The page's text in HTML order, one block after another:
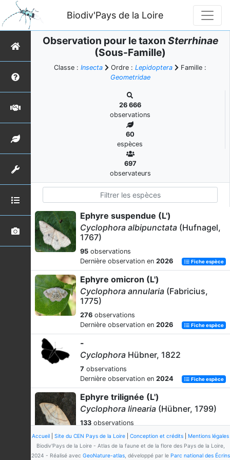
Biodiv'Pays de la Loire
Observation pour le taxon Sterrhinae
(Sous-Famille)
Classe : Insecta Ordre : Lepidoptera
Famille :
Geometridae
26 666
observations
60
espèces
697
observateurs
Ephyre suspendue (L')
Cyclophora albipunctata (Hufnagel,
1767)
95 observations
Dernière observation en 2026 Fiche espèce
Ephyre omicron (L')
Cyclophora annularia (Fabricius,
1775)
276 observations
Dernière observation en 2026 Fiche espèce
-
Cyclophora Hübner, 1822
7 observations
Dernière observation en 2024 Fiche espèce
Ephyre trilignée (L')
Cyclophora linearia (Hübner, 1799)
133 observations
Dernière observation en
2025 Fiche espèce
Ephyre orbiculaire (L')
Accueil Site du CEN Pays de la Loire Conception et crédits
Mentions légales
Biodiv'Pays de la Loire - Atlas de la faune et de la flore des Pays de la Loire,
2024 - Réalisé avec GeoNature-atlas, développé par le Parc national des Écrins